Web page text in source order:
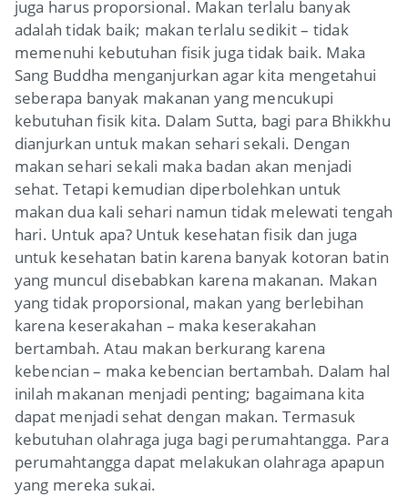
juga harus proporsional. Makan terlalu banyak
adalah tidak baik; makan terlalu sedikit – tidak
memenuhi kebutuhan fisik juga tidak baik. Maka
Sang Buddha menganjurkan agar kita mengetahui
seberapa banyak makanan yang mencukupi
kebutuhan fisik kita. Dalam Sutta, bagi para Bhikkhu
dianjurkan untuk makan sehari sekali. Dengan
makan sehari sekali maka badan akan menjadi
sehat. Tetapi kemudian diperbolehkan untuk
makan dua kali sehari namun tidak melewati tengah
hari. Untuk apa? Untuk kesehatan fisik dan juga
untuk kesehatan batin karena banyak kotoran batin
yang muncul disebabkan karena makanan. Makan
yang tidak proporsional, makan yang berlebihan
karena keserakahan – maka keserakahan
bertambah. Atau makan berkurang karena
kebencian – maka kebencian bertambah. Dalam hal
inilah makanan menjadi penting; bagaimana kita
dapat menjadi sehat dengan makan. Termasuk
kebutuhan olahraga juga bagi perumahtangga. Para
perumahtangga dapat melakukan olahraga apapun
yang mereka sukai.